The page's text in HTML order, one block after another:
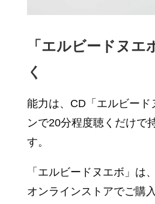
「エルビードヌエ
く
能力は、CD「エルビード
ンで20分程度聴くだけで
す。
「エルビードヌエボ」は
オンラインストアでご購